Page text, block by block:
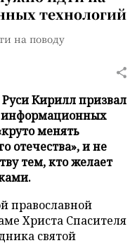
технологий
на поводу
Кирилл призвал
информационных
менять
отечества», и не
тем, кто желает
православной
Христа Спасителя
святой